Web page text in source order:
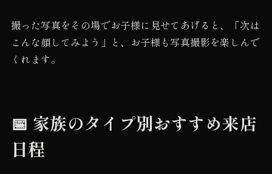
撮った写真をその場でお子様に見せてあげると、「次は
こんな顔してみよう」と、お子様も写真撮影を楽しんで
くれます。
📅 家族のタイプ別おすすめ来店
日程